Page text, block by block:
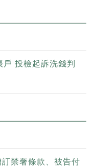
投檢起訴洗錢判
禁奢條款、被告付